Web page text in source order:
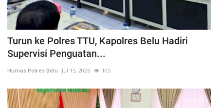
Turun ke Polres TTU, Kapolres Belu Hadiri
Supervisi Penguatan...
Humas Polres Belu Jul 15, 2026 105